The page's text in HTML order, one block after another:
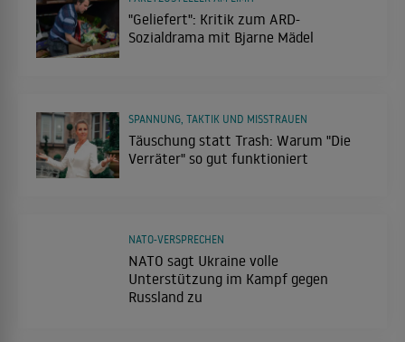
"Geliefert": Kritik zum ARD-
Sozialdrama mit Bjarne Mädel
Täuschung statt Trash: Warum "Die
Verräter" so gut funktioniert
SPANNUNG, TAKTIK UND MISSTRAUEN
NATO sagt Ukraine volle
Unterstützung im Kampf gegen
Russland zu
NATO-VERSPRECHEN